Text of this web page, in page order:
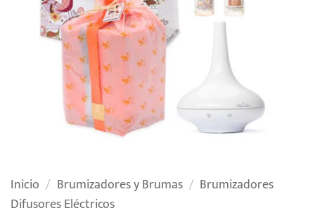
Inicio / Brumizadores y Brumas / Brumizadores
Difusores Eléctricos